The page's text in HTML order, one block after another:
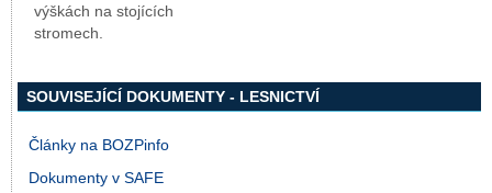
výškách na stojících
stromech.
SOUVISEJÍCÍ DOKUMENTY - LESNICTVÍ
Články na BOZPinfo
Dokumenty v SAFE